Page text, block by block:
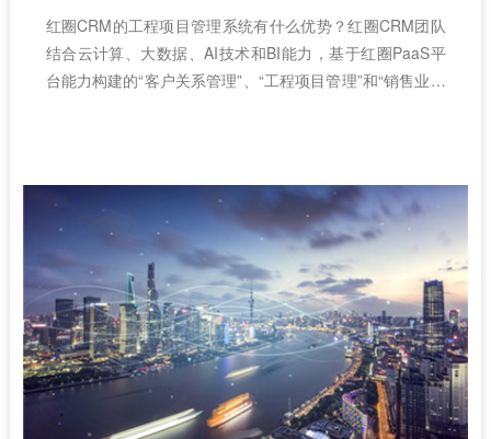
红圈CRM的工程项目管理系统有什么优势？红圈CRM团队
结合云计算、大数据、AI技术和BI能力，基于红圈PaaS平
台能力构建的“客户关系管理”、“工程项目管理”和“销售业务